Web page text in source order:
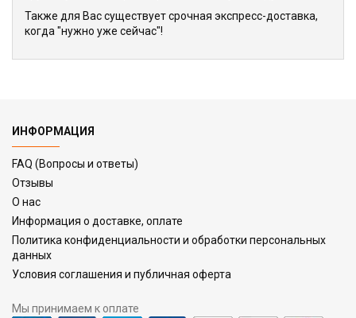
Также для Вас существует срочная экспресс-доставка,
когда "нужно уже сейчас"!
ИНФОРМАЦИЯ
FAQ (Вопросы и ответы)
Отзывы
О нас
Информация о доставке, оплате
Политика конфиденциальности и обработки персональных
данных
Условия соглашения и публичная оферта
Мы принимаем к оплате